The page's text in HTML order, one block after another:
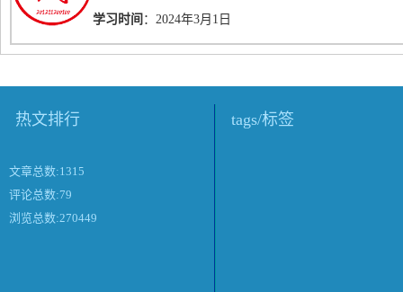
学习时间 ：2024年3月1日
热文排行
文章总数:1315
评论总数:79
浏览总数:270449
tags/标签